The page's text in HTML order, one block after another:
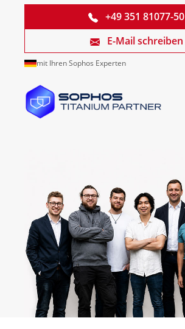
+49 351 81077-50
E-Mail schreiben
mit Ihren Sophos Experten